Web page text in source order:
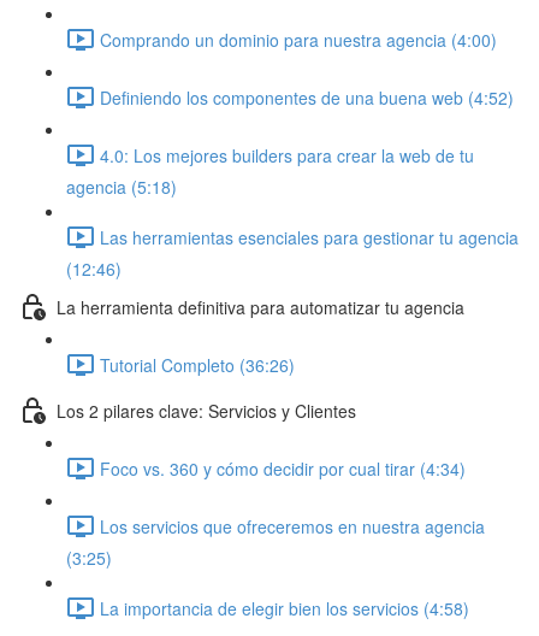
Comprando un dominio para nuestra agencia (4:00)
Definiendo los componentes de una buena web (4:52)
4.0: Los mejores builders para crear la web de tu
agencia (5:18)
Las herramientas esenciales para gestionar tu agencia
(12:46)
La herramienta definitiva para automatizar tu agencia
Tutorial Completo (36:26)
Los 2 pilares clave: Servicios y Clientes
Foco vs. 360 y cómo decidir por cual tirar (4:34)
Los servicios que ofreceremos en nuestra agencia
(3:25)
La importancia de elegir bien los servicios (4:58)